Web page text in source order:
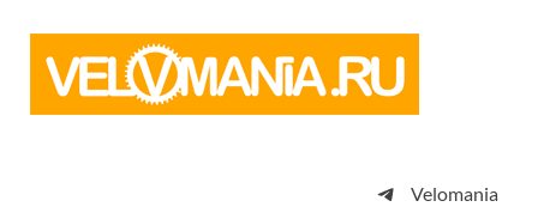
просто
Velomania